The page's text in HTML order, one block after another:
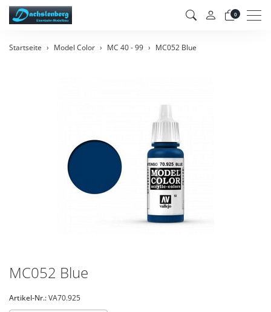
0
Startseite Model Color MC 40 - 99 MC052 Blue
MC052 Blue
Artikel-Nr.:VA70.925